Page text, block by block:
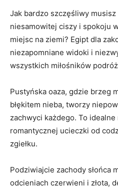
Jak ⁣bardzo szczęśliwy
niesamowitej ciszy ‍i spokoju⁤
miejsc na ziemi? Egipt dla
niezapomniane widoki i
wszystkich miłośników
Pustyńska oaza, gdzie brzeg
błękitem nieba, tworzy
zachwyci każdego. To
romantycznej ucieczki ⁢od
zgiełku.
Podziwiajcie zachody słońca​
odcieniach czerwieni i złota,